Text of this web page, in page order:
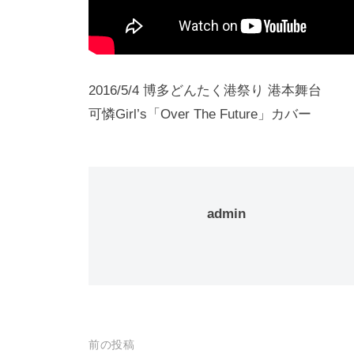
2016/5/4 博多どんたく港祭り 港本舞台
可憐Girl’s「Over The Future」カバー
admin
投
前の投稿